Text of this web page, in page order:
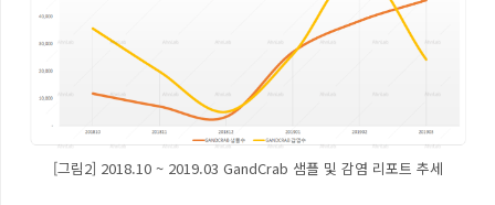
[그림2] 2018.10 ~ 2019.03 GandCrab 샘플 및 감염 리포트 추세